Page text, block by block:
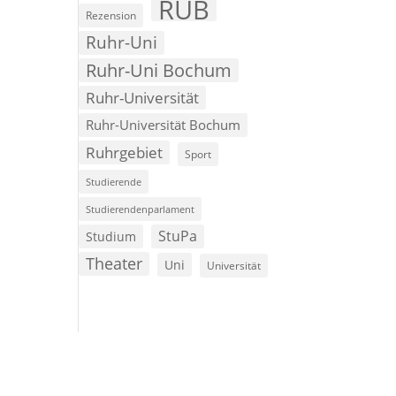
Rezension RUB
Ruhr-Uni
Ruhr-Uni Bochum
Ruhr-Universität
Ruhr-Universität Bochum
Ruhrgebiet Sport
Studierende
Studierendenparlament
Studium StuPa
Theater Uni Universität